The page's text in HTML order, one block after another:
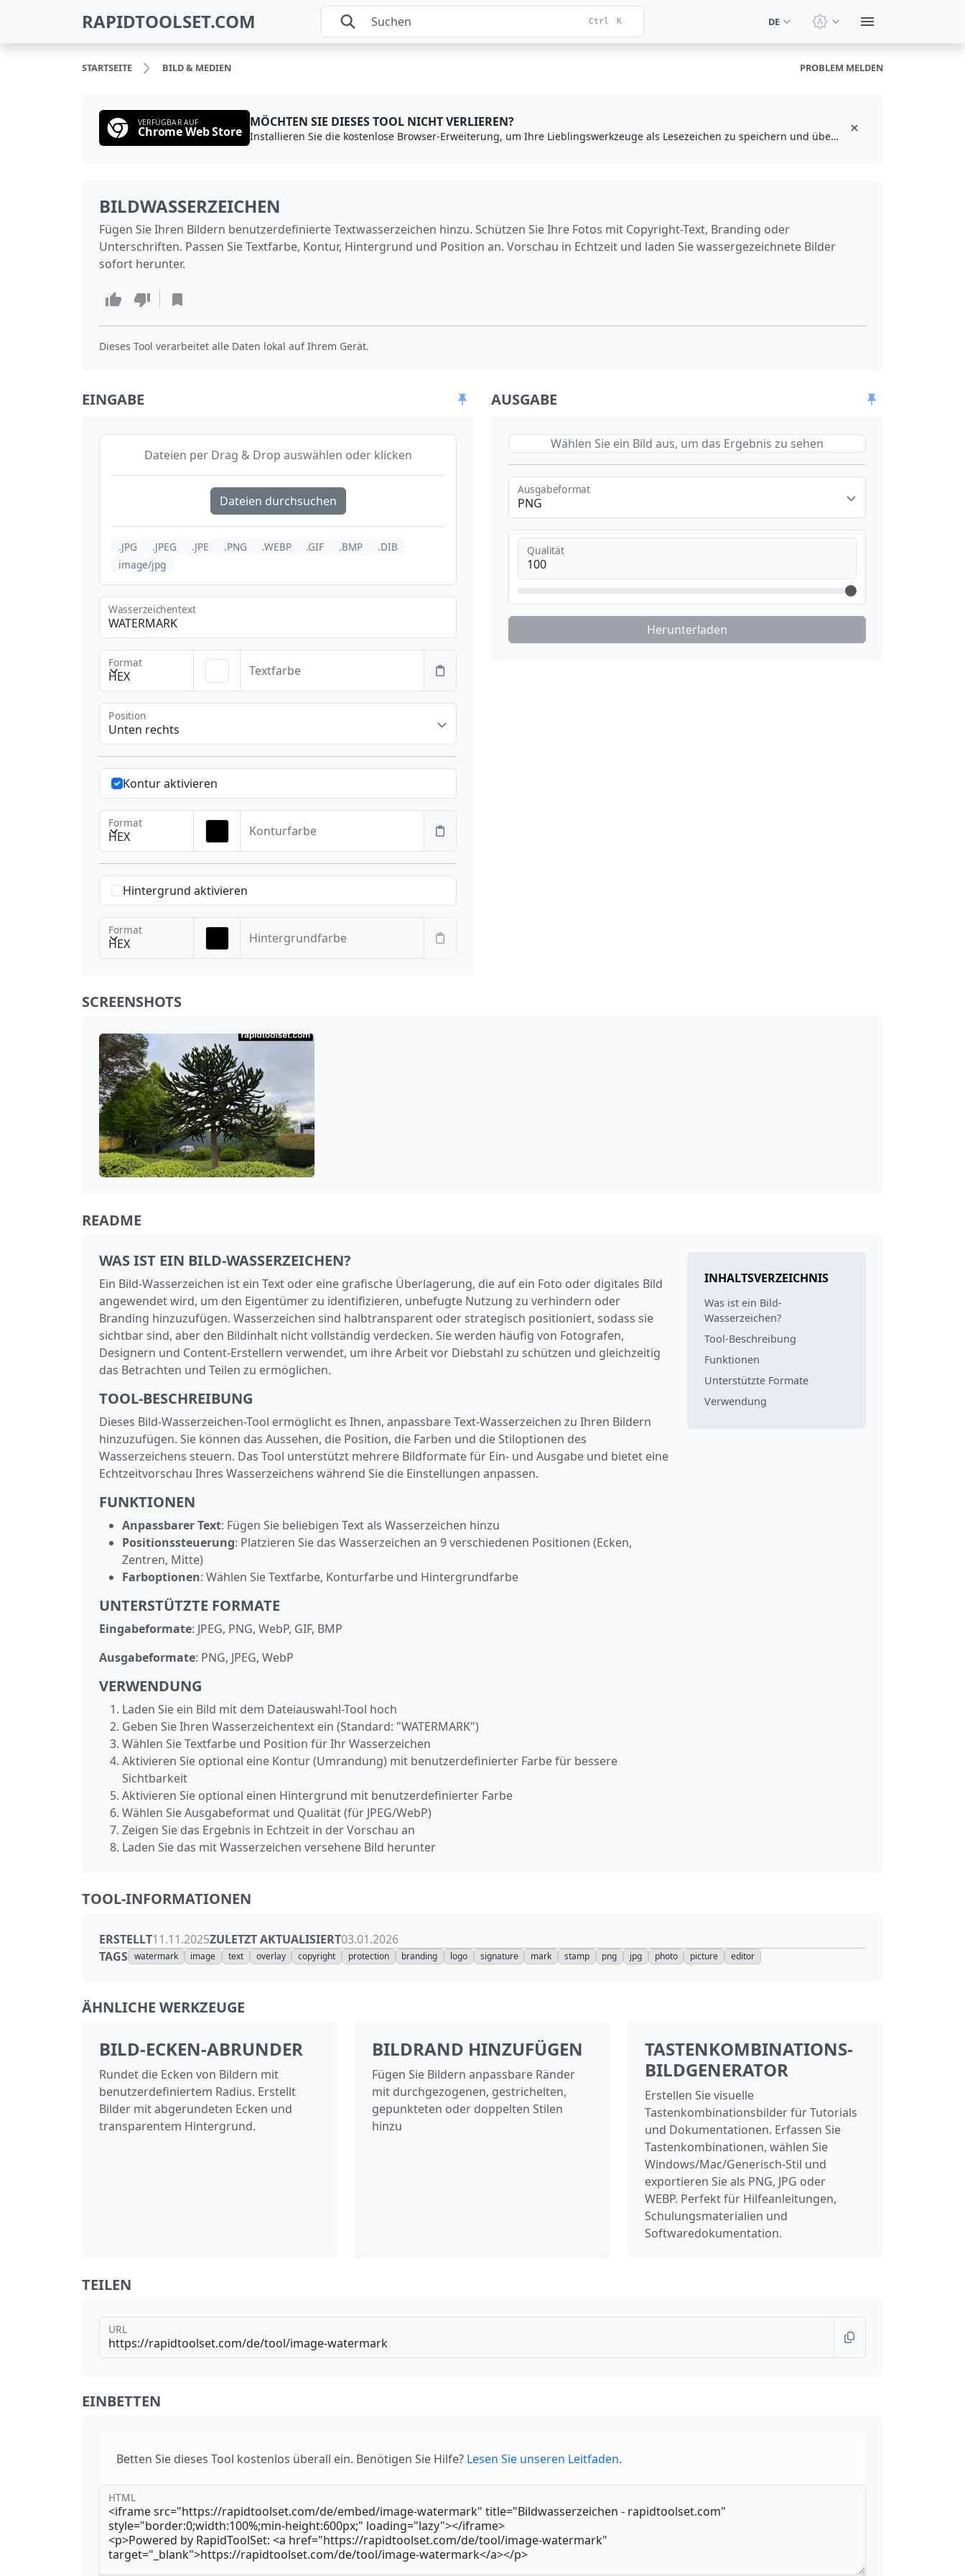
RAPIDTOOLSET.COM Ctrl K DE Design wechseln:
STARTSEITE BILD & MEDIEN PROBLEM MELDEN
VERFÜGBAR AUF
Chrome Web Store
MÖCHTEN SIE DIESES TOOL NICHT VERLIEREN?
Installieren Sie die kostenlose Browser-Erweiterung, um Ihre Lieblingswerkzeuge als Lesezeichen zu speichern und über die Symbolleiste darauf zuzugreifen
BILDWASSERZEICHEN
Fügen Sie Ihren Bildern benutzerdefinierte Textwasserzeichen hinzu. Schützen Sie Ihre Fotos mit Copyright-Text, Branding oder
Unterschriften. Passen Sie Textfarbe, Kontur, Hintergrund und Position an. Vorschau in Echtzeit und laden Sie wassergezeichnete Bilder
sofort herunter.
Dieses Tool verarbeitet alle Daten lokal auf Ihrem Gerät.
EINGABE
Dateien per Drag & Drop auswählen oder klicken
Dateien durchsuchen
.JPG .JPEG .JPE .PNG .WEBP .GIF .BMP
.DIB
image/jpg
Wasserzeichentext
HEX
Format
Textfarbe
Unten rechts
Position
Kontur aktivieren
HEX
Format
Konturfarbe
Hintergrund aktivieren
HEX
Format
Hintergrundfarbe
AUSGABE
Wählen Sie ein Bild aus, um das Ergebnis zu sehen
PNG
Ausgabeformat
Qualität
Herunterladen
SCREENSHOTS
README
WAS IST EIN BILD-WASSERZEICHEN?
Ein Bild-Wasserzeichen ist ein Text oder eine grafische Überlagerung, die auf ein Foto oder digitales Bild
angewendet wird, um den Eigentümer zu identifizieren, unbefugte Nutzung zu verhindern oder
Branding hinzuzufügen. Wasserzeichen sind halbtransparent oder strategisch positioniert, sodass sie
sichtbar sind, aber den Bildinhalt nicht vollständig verdecken. Sie werden häufig von Fotografen,
Designern und Content-Erstellern verwendet, um ihre Arbeit vor Diebstahl zu schützen und gleichzeitig
das Betrachten und Teilen zu ermöglichen.
TOOL-BESCHREIBUNG
Dieses Bild-Wasserzeichen-Tool ermöglicht es Ihnen, anpassbare Text-Wasserzeichen zu Ihren Bildern
hinzuzufügen. Sie können das Aussehen, die Position, die Farben und die Stiloptionen des
Wasserzeichens steuern. Das Tool unterstützt mehrere Bildformate für Ein- und Ausgabe und bietet eine
Echtzeitvorschau Ihres Wasserzeichens während Sie die Einstellungen anpassen.
FUNKTIONEN
Anpassbarer Text: Fügen Sie beliebigen Text als Wasserzeichen hinzu
Positionssteuerung: Platzieren Sie das Wasserzeichen an 9 verschiedenen Positionen (Ecken,
Zentren, Mitte)
Farboptionen: Wählen Sie Textfarbe, Konturfarbe und Hintergrundfarbe
UNTERSTÜTZTE FORMATE
Eingabeformate: JPEG, PNG, WebP, GIF, BMP
Ausgabeformate: PNG, JPEG, WebP
VERWENDUNG
Laden Sie ein Bild mit dem Dateiauswahl-Tool hoch
Geben Sie Ihren Wasserzeichentext ein (Standard: "WATERMARK")
Wählen Sie Textfarbe und Position für Ihr Wasserzeichen
Aktivieren Sie optional eine Kontur (Umrandung) mit benutzerdefinierter Farbe für bessere
Sichtbarkeit
Aktivieren Sie optional einen Hintergrund mit benutzerdefinierter Farbe
Wählen Sie Ausgabeformat und Qualität (für JPEG/WebP)
Zeigen Sie das Ergebnis in Echtzeit in der Vorschau an
Laden Sie das mit Wasserzeichen versehene Bild herunter
INHALTSVERZEICHNIS
Was ist ein Bild-
Wasserzeichen?
Tool-Beschreibung
Funktionen
Unterstützte Formate
Verwendung
TOOL-INFORMATIONEN
ERSTELLT11.11.2025ZULETZT AKTUALISIERT03.01.2026
TAGS watermark image text overlay copyright protection branding logo signature mark stamp png jpg photo picture editor
ÄHNLICHE WERKZEUGE
BILD‑ECKEN‑ABRUNDER
Rundet die Ecken von Bildern mit
benutzerdefiniertem Radius. Erstellt
Bilder mit abgerundeten Ecken und
transparentem Hintergrund.
BILDRAND HINZUFÜGEN
Fügen Sie Bildern anpassbare Ränder
mit durchgezogenen, gestrichelten,
gepunkteten oder doppelten Stilen
hinzu
TASTENKOMBINATIONS-
BILDGENERATOR
Erstellen Sie visuelle
Tastenkombinationsbilder für Tutorials
und Dokumentationen. Erfassen Sie
Tastenkombinationen, wählen Sie
Windows/Mac/Generisch-Stil und
exportieren Sie als PNG, JPG oder
WEBP. Perfekt für Hilfeanleitungen,
Schulungsmaterialien und
Softwaredokumentation.
TEILEN
URL
EINBETTEN
Betten Sie dieses Tool kostenlos überall ein. Benötigen Sie Hilfe? Lesen Sie unseren Leitfaden.
HTML